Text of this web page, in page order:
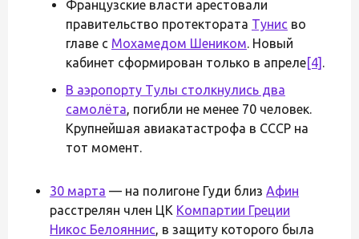
Французские власти арестовали
правительство протектората Тунис во
главе с Мохамедом Шеником. Новый
кабинет сформирован только в апреле[4] .
В аэропорту Тулы столкнулись два
самолёта, погибли не менее 70 человек.
Крупнейшая авиакатастрофа в СССР на
тот момент.
30 марта — на полигоне Гуди близ Афин
расстрелян член ЦК Компартии Греции
Никос Белояннис, в защиту которого была